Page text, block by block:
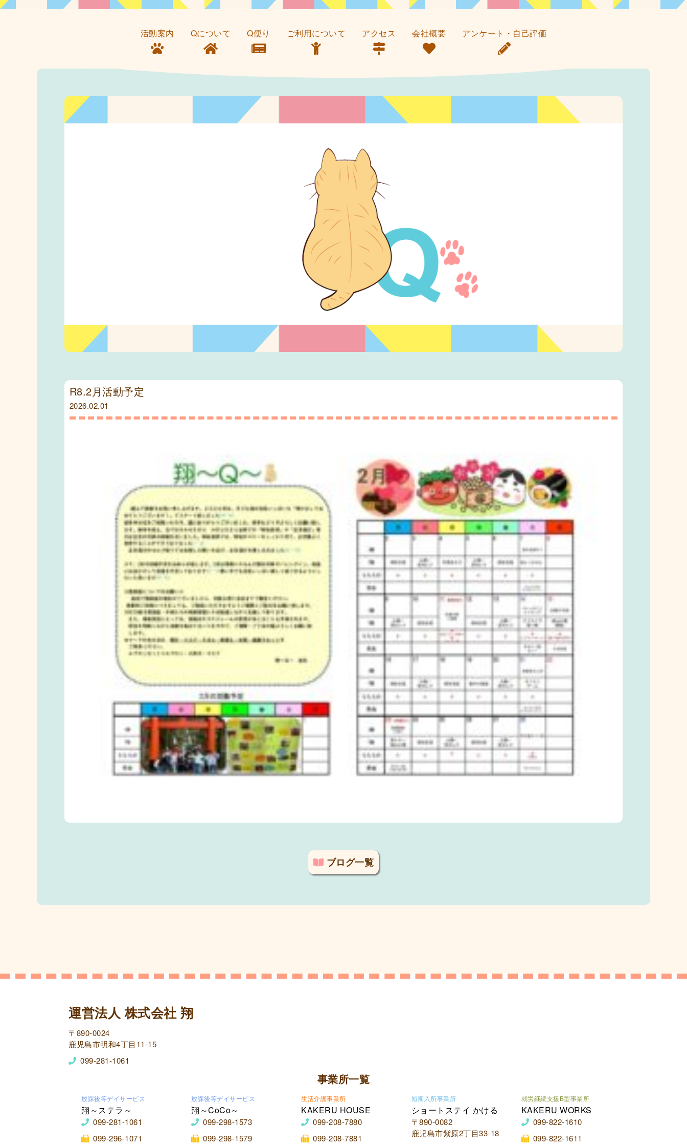
活動案内 Qについて Q便り ご利用について アクセス 会社概要 アンケート・自己評価
R8.2月活動予定
2026.02.01
ブログ一覧
運営法人 株式会社 翔
〒890-0024
鹿児島市明和4丁目11-15
099-281-1061
事業所一覧
放課後等デイサービス
翔～ステラ～
099-281-1061
099-296-1071
放課後等デイサービス
翔～CoCo～
099-298-1573
099-298-1579
生活介護事業所
KAKERU HOUSE
099-208-7880
099-208-7881
短期入所事業所
ショートステイ かける
〒890-0082
鹿児島市紫原2丁目33-18
就労継続支援B型事業所
KAKERU WORKS
099-822-1610
099-822-1611